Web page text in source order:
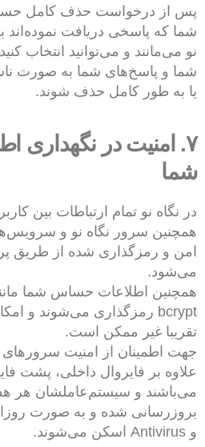
پس از درخواست حذف کامل
شما که پاسخی دریافت
نو می‌مانند و می‌توانید انتخاب
شما و پاسخ‌های شما به صورت
یا به طور کامل حذف شوند.
۷. امنیت در
شما
در نگاه نو تمام ارتباطات بین
همچنین سرور نگاه نو و
می‌شود.
همچنین اطلاعات حساس شما
تقریبا غیر ممکن است.
جهت اطمینان از امنیت سرورهای
می‌باشند و سیستم‌عاملشان هر
و Antivirus اسکن می‌شوند.